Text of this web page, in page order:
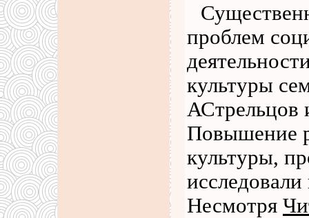
проблем
культуры
АСтрельцов
Повышение
культуры,
Несмотря